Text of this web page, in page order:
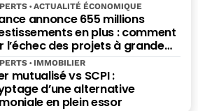
annonce 655 millions
en plus : comment
l’échec des projets à grande
?
ACTUALITÉ ÉCONOMIQUE
mutualisé vs SCPI :
d’une alternative
en plein essor
IMMOBILIER